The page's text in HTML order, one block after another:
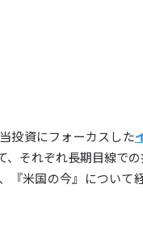
投資にフォーカスした
、それぞれ長期目線で
『米国の今』について